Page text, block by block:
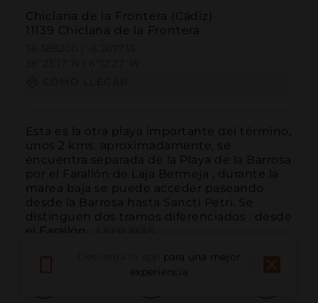
Chiclana de la Frontera (Cádiz)
11139 Chiclana de la Frontera
Esta es la otra playa importante del término,
unos 2 kms. aproximadamente, se
encuentra separada de la Playa de la Barrosa
por el Farallón de Laja Bermeja , durante la
marea baja se puede acceder paseando
desde la Barrosa hasta Sancti Petri. Se
distinguen dos tramos diferenciados : desde
el Farallón...
para una mejor
experiencia